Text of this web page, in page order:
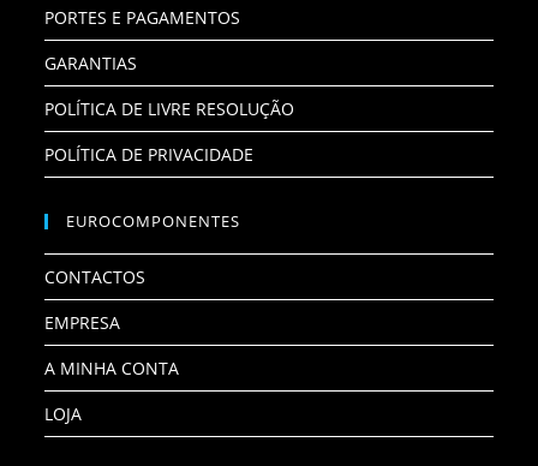
PORTES E PAGAMENTOS
GARANTIAS
POLÍTICA DE LIVRE RESOLUÇÃO
POLÍTICA DE PRIVACIDADE
EUROCOMPONENTES
CONTACTOS
EMPRESA
A MINHA CONTA
LOJA